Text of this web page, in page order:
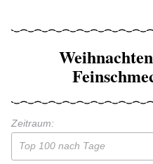
Zeitraum:
Top 100 nach Tage